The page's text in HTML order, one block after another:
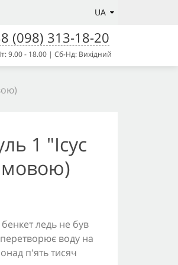
UA
(098) 313-18-20
9.00 - 18.00 | Сб-Нд: Вихідний
1 "Ісус
мовою)
ледь не був
воду на
п'ять тисяч